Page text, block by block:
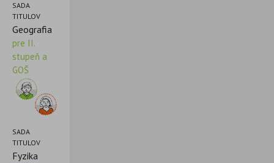
SADA
TITULOV
Geografia
pre II.
stupeň a
GOŠ
SADA
TITULOV
Fyzika